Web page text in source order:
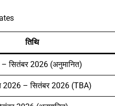
तिथि
सितंबर 2026 (अनुमानित)
2026 – सितंबर 2026 (TBA)